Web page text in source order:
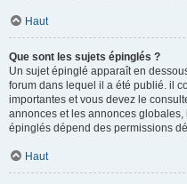
Haut
Que sont les sujets épinglés ?
Un sujet épinglé apparaît en
forum dans lequel il a été publié. il
importantes et vous devez le
annonces et les annonces
épinglés dépend des permissions
Haut